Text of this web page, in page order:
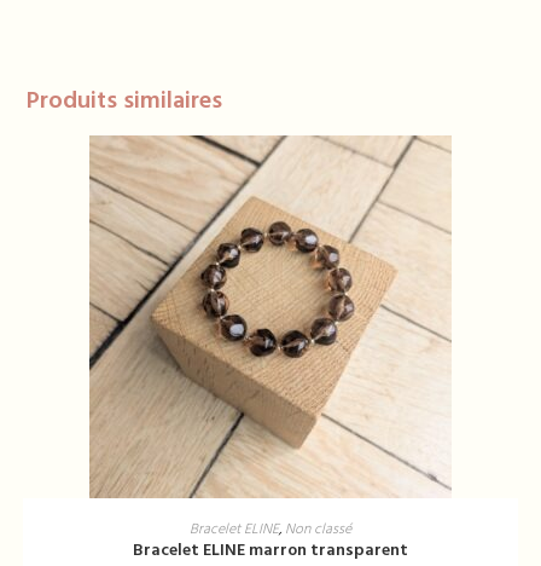
Produits similaires
AJOUTER AU PANIER
Bracelet ELINE, Non classé
Bracelet ELINE marron transparent